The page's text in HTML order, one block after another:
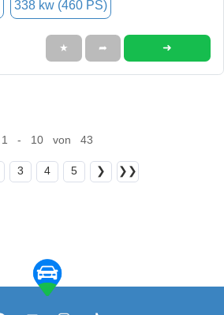
338 kw (460 PS)
★ ➦ ➜
1 - 10 von 43
3 4 5 ❯ ❯❯